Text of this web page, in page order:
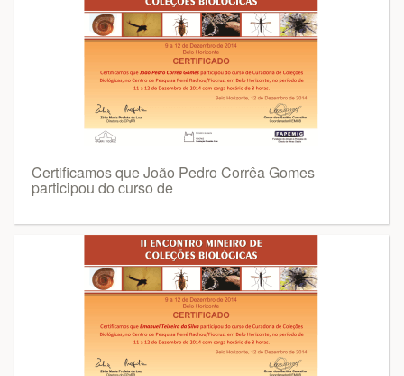
Certificamos que João Pedro Corrêa Gomes
participou do curso de